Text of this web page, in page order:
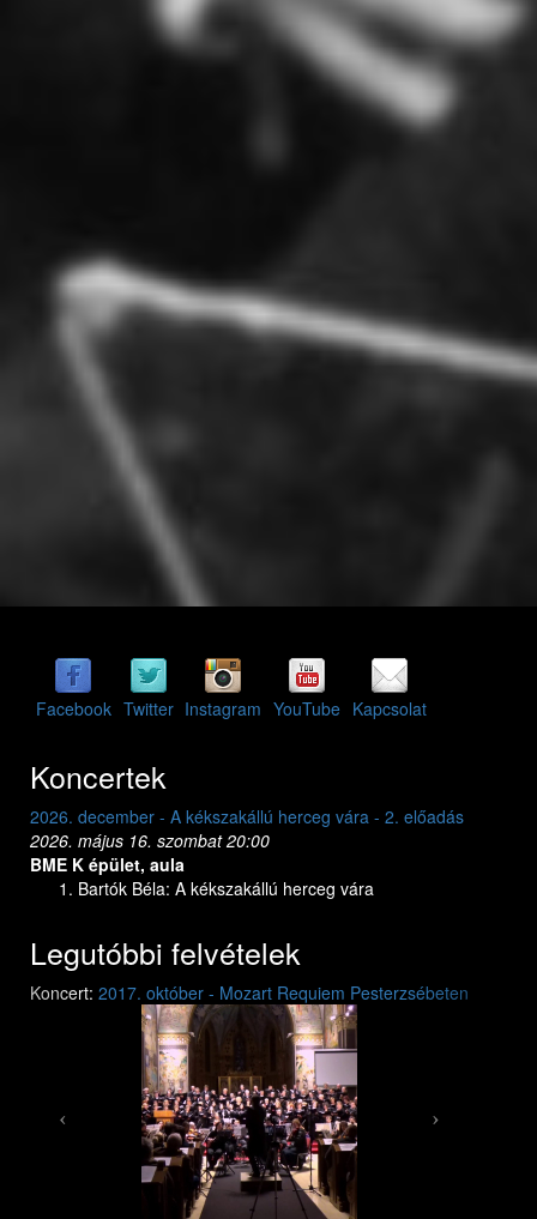
Facebook Twitter Instagram YouTube Kapcsolat
Koncertek
2026. december - A kékszakállú herceg vára - 2. előadás
2026. május 16. szombat 20:00
BME K épület, aula
Bartók Béla: A kékszakállú herceg vára
Legutóbbi felvételek
Koncert: 2017. október - Mozart Requiem Pesterzsébeten
Mozart: Requiem
Mozart: Requiem
Previous Next